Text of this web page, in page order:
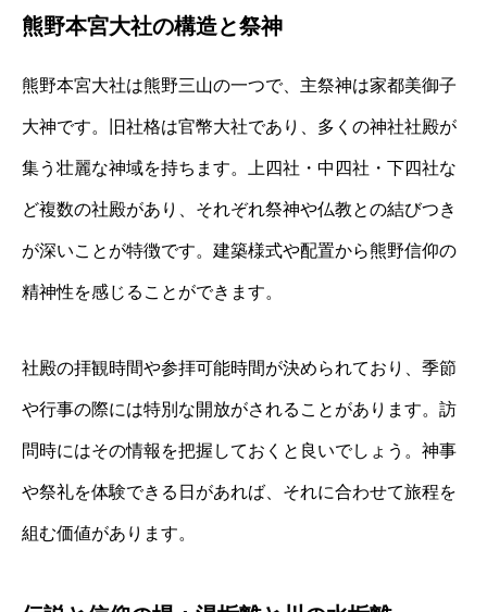
熊野本宮大社の構造と祭神
熊野本宮大社は熊野三山の一つで、主祭神は家都美御子
大神です。旧社格は官幣大社であり、多くの神社社殿が
集う壮麗な神域を持ちます。上四社・中四社・下四社な
ど複数の社殿があり、それぞれ祭神や仏教との結びつき
が深いことが特徴です。建築様式や配置から熊野信仰の
精神性を感じることができます。
社殿の拝観時間や参拝可能時間が決められており、季節
や行事の際には特別な開放がされることがあります。訪
問時にはその情報を把握しておくと良いでしょう。神事
や祭礼を体験できる日があれば、それに合わせて旅程を
組む価値があります。